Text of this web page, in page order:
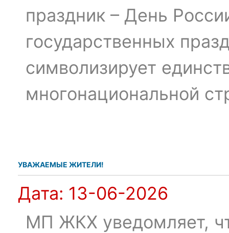
праздник – День
государственных
символизирует
многонациональной
УВАЖАЕМЫЕ ЖИТЕЛИ!
Дата: 13-06-2026
МП ЖКХ уведомляет,